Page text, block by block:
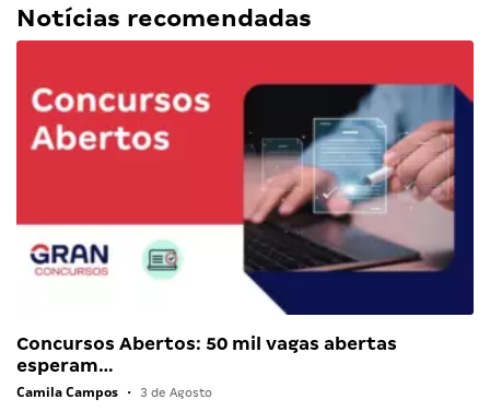
Notícias recomendadas
Concursos Abertos: 50 mil vagas abertas
esperam…
Camila Campos • 3 de Agosto